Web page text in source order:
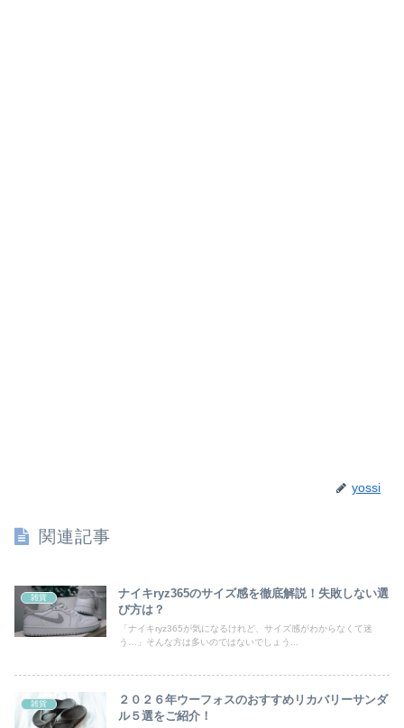
yossi
関連記事
雑貨
ナイキryz365のサイズ感を徹底解説！失敗しない選
び方は？
「ナイキryz365が気になるけれど、サイズ感がわからなくて迷
う…」そんな方は多いのではないでしょう...
雑貨
２０２６年ウーフォスのおすすめリカバリーサンダ
ル５選をご紹介！